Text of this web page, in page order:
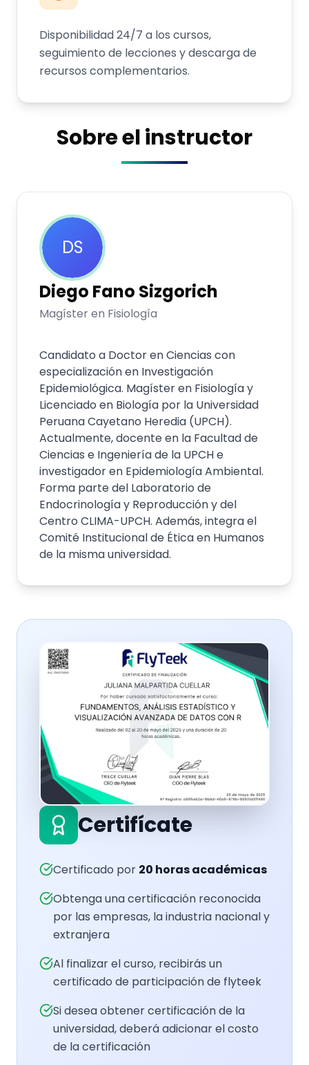
Disponibilidad 24/7 a los cursos,
seguimiento de lecciones y descarga de
recursos complementarios.
Sobre el instructor
DS
Diego Fano Sizgorich
Magíster en Fisiología
Candidato a Doctor en Ciencias con
especialización en Investigación
Epidemiológica. Magíster en Fisiología y
Licenciado en Biología por la Universidad
Peruana Cayetano Heredia (UPCH).
Actualmente, docente en la Facultad de
Ciencias e Ingeniería de la UPCH e
investigador en Epidemiología Ambiental.
Forma parte del Laboratorio de
Endocrinología y Reproducción y del
Centro CLIMA-UPCH. Además, integra el
Comité Institucional de Ética en Humanos
de la misma universidad.
Certifícate
Certificado por 20 horas académicas
Obtenga una certificación reconocida
por las empresas, la industria nacional y
extranjera
Al finalizar el curso, recibirás un
certificado de participación de flyteek
Si desea obtener certificación de la
universidad, deberá adicionar el costo
de la certificación